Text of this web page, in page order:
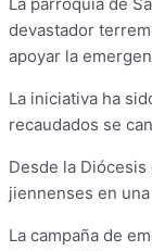
devastador
apoyar la
La iniciativa ha
recaudados se
Desde la
jiennenses en
La campaña de